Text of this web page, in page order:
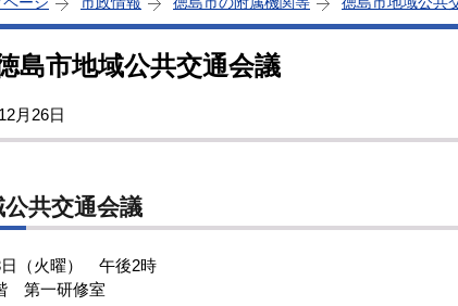
市地域公共交通会議
月26日
共交通会議
（火曜） 午後2時
第一研修室